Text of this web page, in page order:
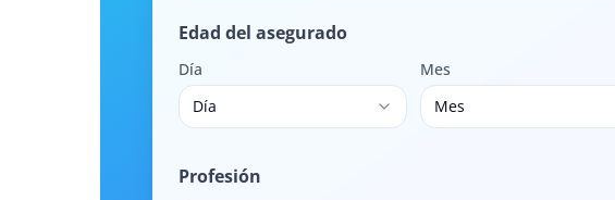
Edad del asegurado
Día
Día
Mes
Mes
Profesión